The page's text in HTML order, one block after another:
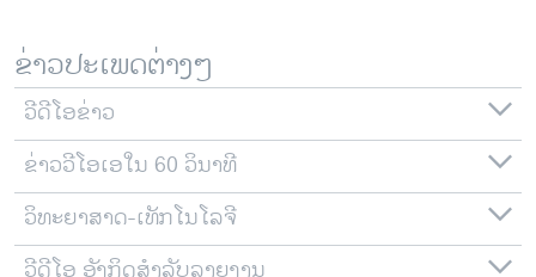
ຂ່າວປະເພດຕ່າງໆ
ວີດີໂອຂ່າວ
ຂ່າວວີໂອເອໃນ 60 ວິນາທີ
ວິທະຍາສາດ-ເທັກໂນໂລຈີ